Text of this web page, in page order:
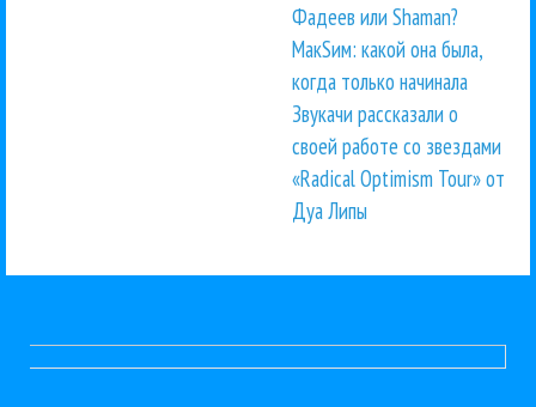
Фадеев или Shaman?
МакSим: какой она была,
когда только начинала
Звукачи рассказали о
своей работе со звездами
«Radical Optimism Tour» от
Дуа Липы